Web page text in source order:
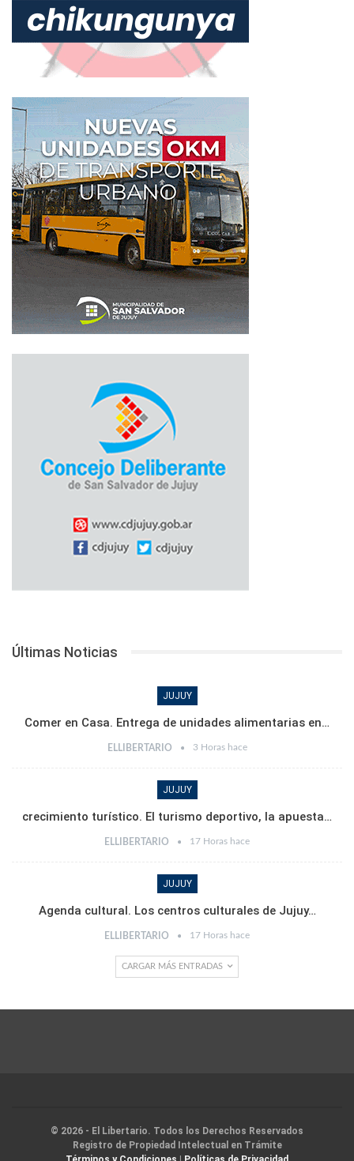
Últimas Noticias
JUJUY
Comer en Casa. Entrega de unidades alimentarias en…
ELLIBERTARIO 3 Horas hace
JUJUY
crecimiento turístico. El turismo deportivo, la apuesta…
ELLIBERTARIO 17 Horas hace
JUJUY
Agenda cultural. Los centros culturales de Jujuy…
ELLIBERTARIO 17 Horas hace
CARGAR MÁS ENTRADAS
© 2026 - El Libertario. Todos los Derechos Reservados
Registro de Propiedad Intelectual en Trámite